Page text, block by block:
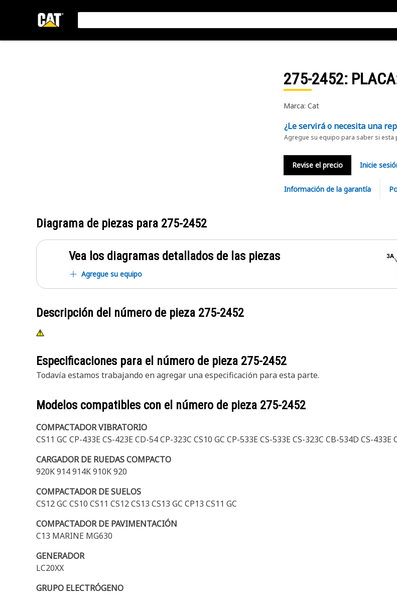
275-2452:
Marca: Cat
¿Le servirá o necesita una
Agregue su equipo para saber si
Revise el precio Inicie
Información de la garantía
Diagrama de piezas para 275-2452
Vea los diagramas detallados de las piezas
Agregue su equipo
Descripción del número de pieza 275-2452
Especificaciones para el número de pieza 275-2452
Todavía estamos trabajando en agregar una especificación para esta parte.
Modelos compatibles con el número de pieza 275-2452
COMPACTADOR VIBRATORIO
CS11 GC CP-433E CS-423E CD-54 CP-323C CS10 GC CP-533E CS-533E CS-323C CB-534D CS-
CARGADOR DE RUEDAS COMPACTO
920K 914 914K 910K 920
COMPACTADOR DE SUELOS
CS12 GC CS10 CS11 CS12 CS13 CS13 GC CP13 CS11 GC
COMPACTADOR DE PAVIMENTACIÓN
C13 MARINE MG630
GENERADOR
LC20XX
GRUPO ELECTRÓGENO